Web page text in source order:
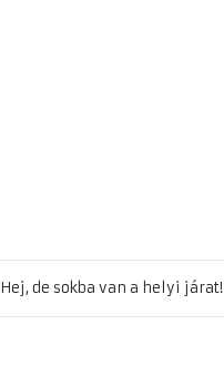
Hej, de sokba van a helyi járat!